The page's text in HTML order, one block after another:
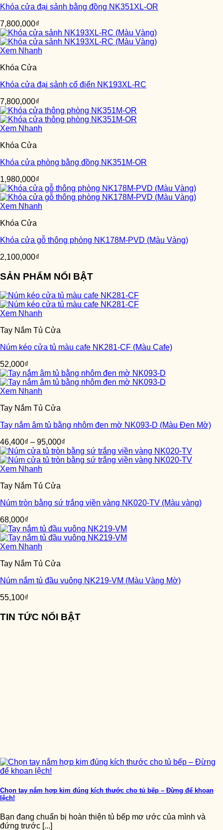
Khóa cửa đại sảnh bằng đồng NK351XL-OR
7,800,000₫
Xem Nhanh
Khóa Cửa
Khóa cửa đại sảnh cổ điển NK193XL-RC
7,800,000₫
Xem Nhanh
Khóa Cửa
Khóa cửa phòng bằng đồng NK351M-OR
1,980,000₫
Xem Nhanh
Khóa Cửa
Khóa cửa gỗ thông phòng NK178M-PVD (Màu Vàng)
2,100,000₫
SẢN PHẨM NỔI BẬT
Xem Nhanh
Tay Nắm Tủ Cửa
Núm kéo cửa tủ màu cafe NK281-CF (Màu Cafe)
52,000₫
Xem Nhanh
Tay Nắm Tủ Cửa
Tay nắm âm tủ bằng nhôm đen mờ NK093-D (Màu Đen Mờ)
46,400₫ – 95,000₫
Xem Nhanh
Tay Nắm Tủ Cửa
Núm tròn bằng sứ trắng viền vàng NK020-TV (Màu vàng)
68,000₫
Xem Nhanh
Tay Nắm Tủ Cửa
Núm nắm tủ đầu vuông NK219-VM (Màu Vàng Mờ)
55,100₫
TIN TỨC NỔI BẬT
Chọn tay nắm hợp kim đúng kích thước cho tủ bếp – Đừng để khoan
lệch!
Bạn đang chuẩn bị hoàn thiện tủ bếp mơ ước của mình và
đứng trước [...]